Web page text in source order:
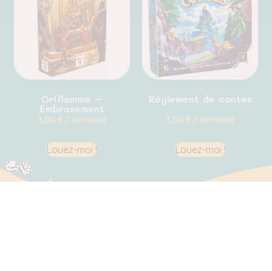
Oriflamme –
Embrasement
3,00 €/ semaine
Louez-moi !
Règlement de contes
3,00€ / semaine
Louez-moi !